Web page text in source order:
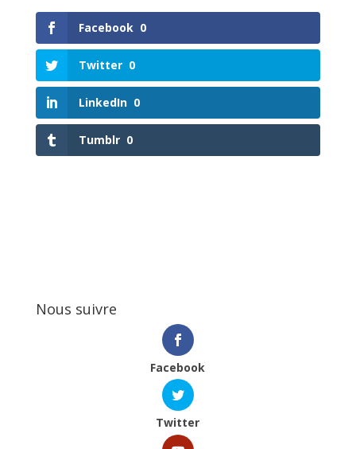
Facebook 0
Twitter 0
LinkedIn 0
Tumblr 0
Nous suivre
Facebook
Twitter